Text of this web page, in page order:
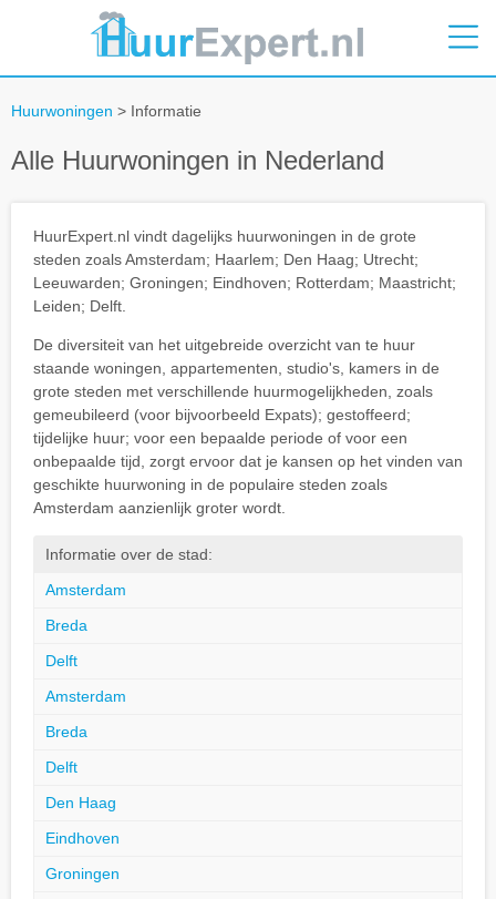
Huurwoningen > Informatie
Alle Huurwoningen in Nederland
HuurExpert.nl vindt dagelijks huurwoningen in de grote
steden zoals Amsterdam; Haarlem; Den Haag; Utrecht;
Leeuwarden; Groningen; Eindhoven; Rotterdam; Maastricht;
Leiden; Delft.
De diversiteit van het uitgebreide overzicht van te huur
staande woningen, appartementen, studio's, kamers in de
grote steden met verschillende huurmogelijkheden, zoals
gemeubileerd (voor bijvoorbeeld Expats); gestoffeerd;
tijdelijke huur; voor een bepaalde periode of voor een
onbepaalde tijd, zorgt ervoor dat je kansen op het vinden van
geschikte huurwoning in de populaire steden zoals
Amsterdam aanzienlijk groter wordt.
Informatie over de stad:
Amsterdam
Breda
Delft
Amsterdam
Breda
Delft
Den Haag
Eindhoven
Groningen